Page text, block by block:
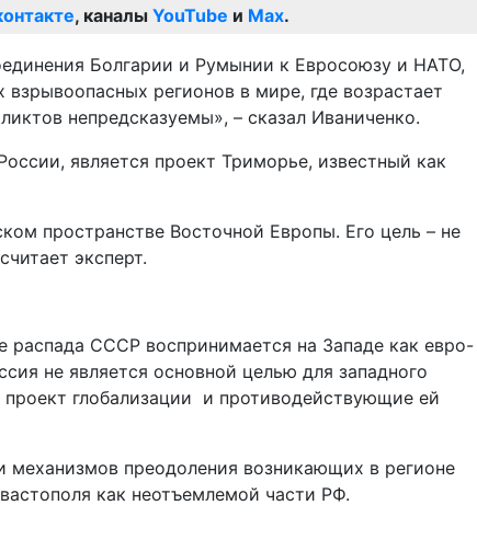
, каналы YouTube и Max.
Болгарии и Румынии к Евросоюзу и НАТО,
регионов в мире, где возрастает
непредсказуемы», – сказал Иваниченко.
является проект Триморье, известный как
пространстве Восточной Европы. Его цель – не
эксперт.
распада СССР воспринимается на Западе как евро-
не является основной целью для западного
глобализации и противодействующие ей
преодоления возникающих в регионе
как неотъемлемой части РФ.